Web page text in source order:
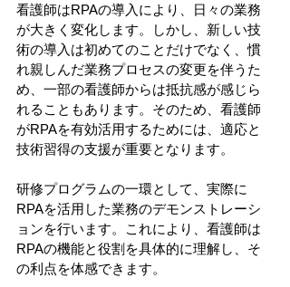
看護師はRPAの導入により、日々の業務
が大きく変化します。しかし、新しい技
術の導入は初めてのことだけでなく、慣
れ親しんだ業務プロセスの変更を伴うた
め、一部の看護師からは抵抗感が感じら
れることもあります。そのため、看護師
がRPAを有効活用するためには、適応と
技術習得の支援が重要となります。
研修プログラムの一環として、実際に
RPAを活用した業務のデモンストレーシ
ョンを行います。これにより、看護師は
RPAの機能と役割を具体的に理解し、そ
の利点を体感できます。